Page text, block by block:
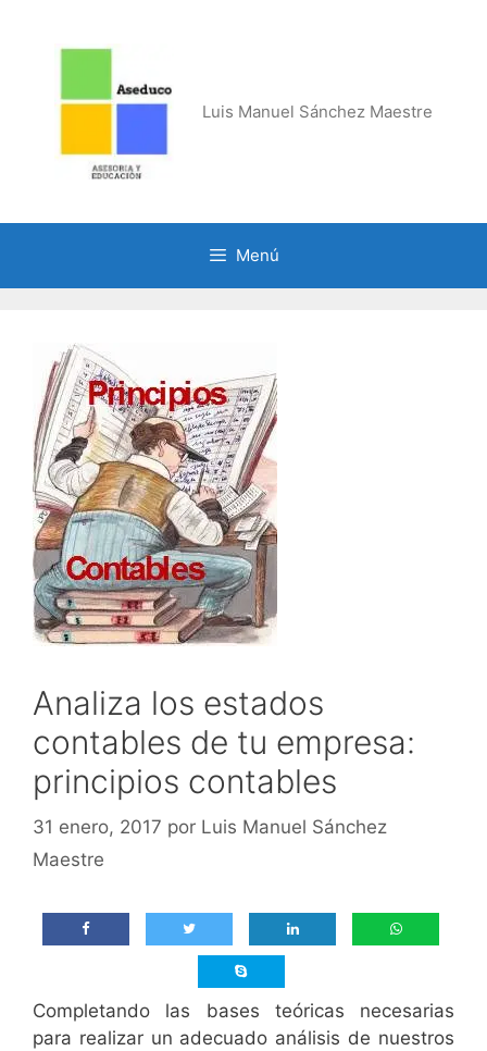
Luis Manuel Sánchez Maestre
Menú
Analiza los estados
contables de tu empresa:
principios contables
31 enero, 2017 por Luis Manuel Sánchez
Maestre
Completando las bases teóricas necesarias
para realizar un adecuado análisis de nuestros